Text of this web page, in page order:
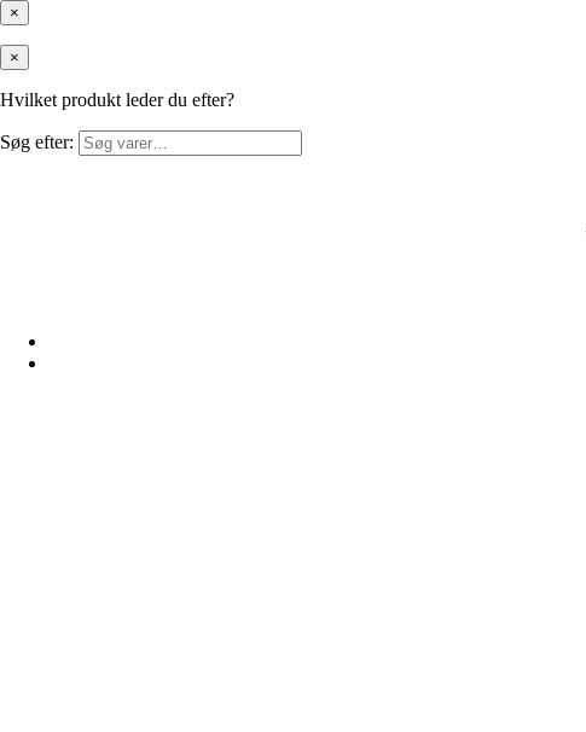
×
×
Hvilket produkt leder du efter?
Søg efter: